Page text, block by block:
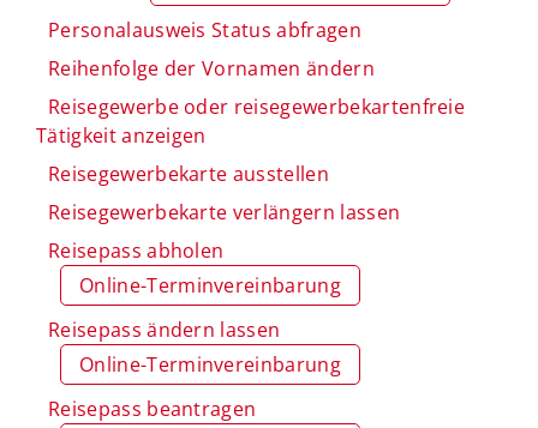
Personalausweis Status abfragen
Reihenfolge der Vornamen ändern
Reisegewerbe oder reisegewerbekartenfreie
Tätigkeit anzeigen
Reisegewerbekarte ausstellen
Reisegewerbekarte verlängern lassen
Reisepass abholen
Online-Terminvereinbarung
Reisepass ändern lassen
Online-Terminvereinbarung
Reisepass beantragen